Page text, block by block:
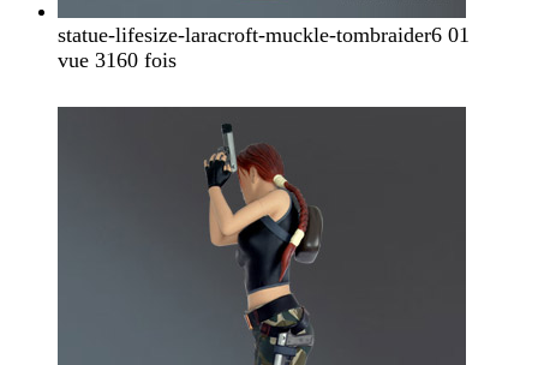
statue-lifesize-laracroft-muckle-tombraider6 01
vue 3160 fois